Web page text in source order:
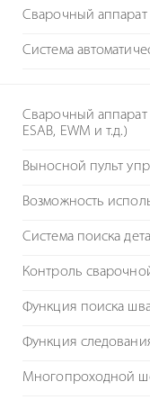
Сварочный
Система
Сварочный
ESAB, EWM и т.д.)
Выносной пульт
Возможность
Система поиска
Контроль
Функция поиска
Функция
Многопроходной